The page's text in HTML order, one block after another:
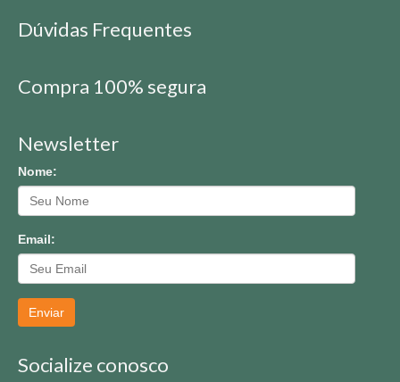
Dúvidas Frequentes
Compra 100% segura
Newsletter
Nome:
Email:
Enviar
Socialize conosco